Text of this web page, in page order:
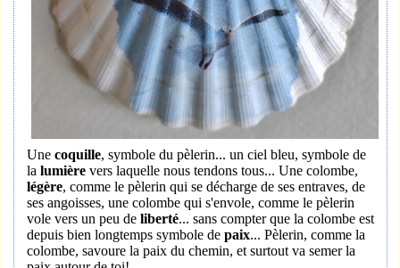
Une coquille, symbole du pèlerin... un ciel bleu, symbole de
la lumièrevers laquelle nous tendons tous... Une colombe,
légère, comme le pèlerin qui se décharge de ses entraves, de
ses angoisses, une colombe qui s'envole, comme le pèlerin
vole vers un peu deliberté... sans compter que la colombe est
depuis bien longtemps symbole depaix... Pèlerin, comme la
colombe, savoure la paix du chemin, et surtout va semer la